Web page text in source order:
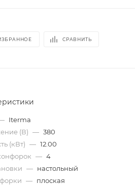
СРАВНИТЬ
Iterma
(В) — 380
(кВт) — 12.00
— 4
— настольный
— плоская